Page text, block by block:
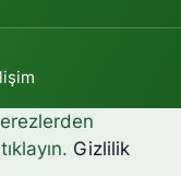
Gizlilik